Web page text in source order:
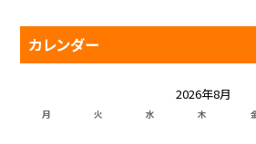
カレンダー
2026年8月
月 火 水 木